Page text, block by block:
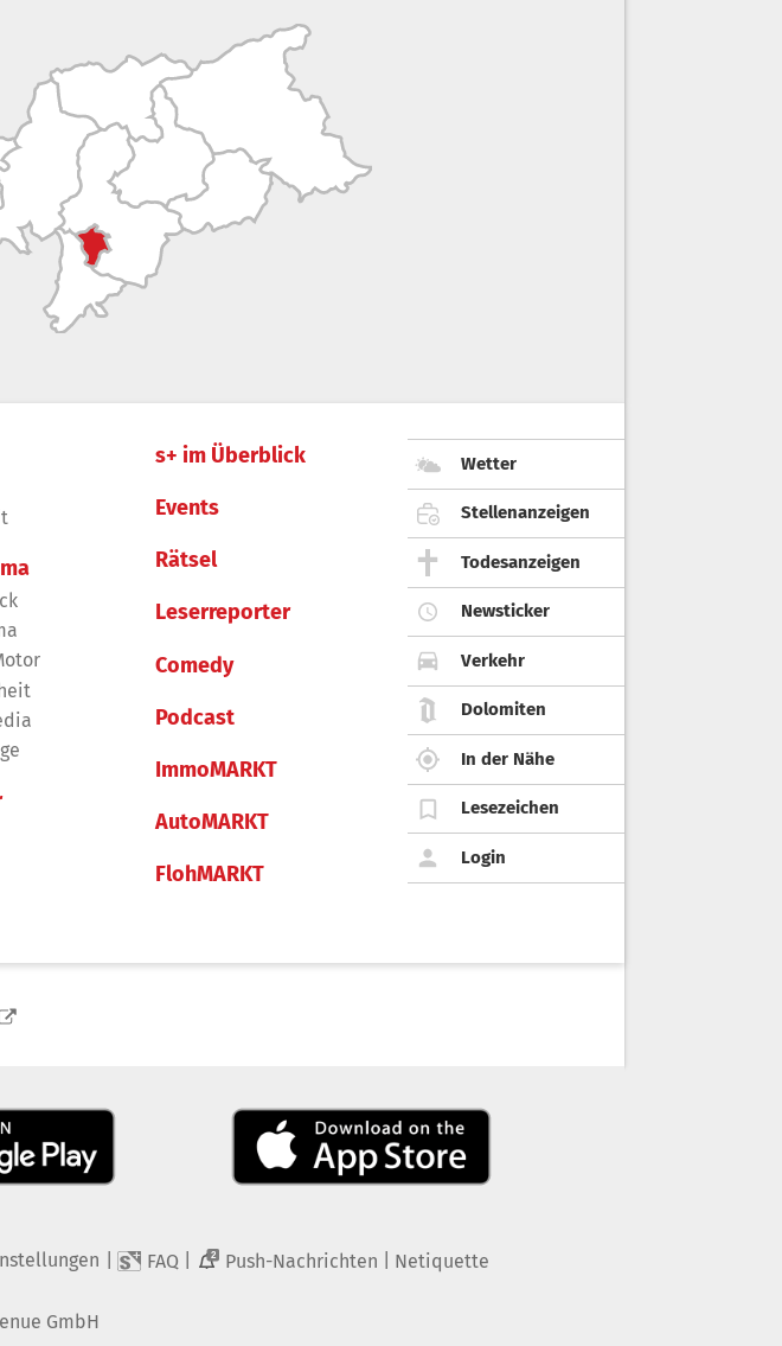
s+ im Überblick
Events
Rätsel
Leserreporter
Comedy
Podcast
ImmoMARKT
AutoMARKT
FlohMARKT
Wetter
Stellenanzeigen
Todesanzeigen
Newsticker
Verkehr
Dolomiten
In der Nähe
Lesezeichen
Login
FAQ 2 Push-Nachrichten Netiquette
GmbH